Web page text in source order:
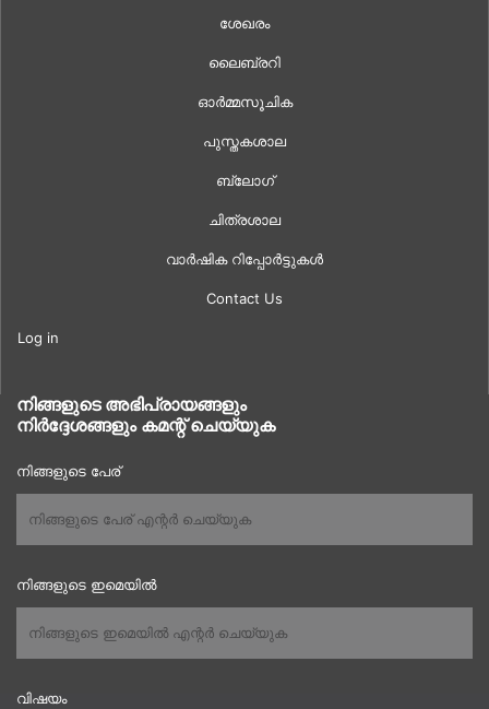
ശേഖരം
ലൈബ്രറി
ഓർമ്മസൂചിക
പുസ്തകശാല
ബ്ലോഗ്
ചിത്രശാല
വാർഷിക റിപ്പോർട്ടുകൾ
Contact Us
Log in
നിങ്ങളുടെ അഭിപ്രായങ്ങളും
നിർദ്ദേശങ്ങളും കമന്റ് ചെയ്യുക
നിങ്ങളുടെ പേര്
നിങ്ങളുടെ ഇമെയിൽ
വിഷയം